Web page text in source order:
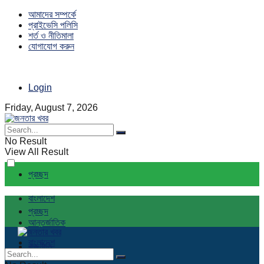
আমাদের সম্পর্কে
প্রাইভেসি পলিসি
শর্ত ও নীতিমালা
যোগাযোগ করুন
Login
Friday, August 7, 2026
No Result
View All Result
প্রচ্ছদ
বাংলাদেশ
আন্তর্জাতিক
রাজনীতি
প্রচ্ছদ
বাংলাদেশ